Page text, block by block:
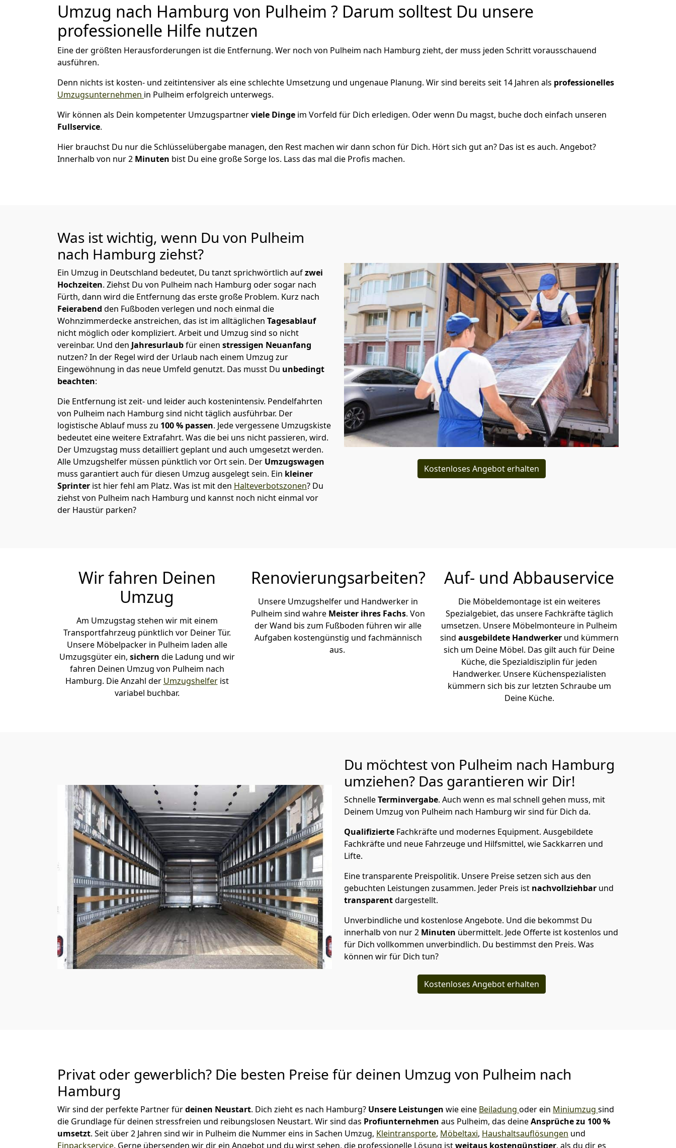
Umzug nach Hamburg von Pulheim ? Darum solltest Du unsere
professionelle Hilfe nutzen
Eine der größten Herausforderungen ist die Entfernung. Wer noch von Pulheim nach Hamburg zieht, der muss jeden Schritt vorausschauend
ausführen.
Denn nichts ist kosten- und zeitintensiver als eine schlechte Umsetzung und ungenaue Planung. Wir sind bereits seit 14 Jahren als professionelles
Umzugsunternehmen in Pulheim erfolgreich unterwegs.
Wir können als Dein kompetenter Umzugspartnerviele Dinge im Vorfeld für Dich erledigen. Oder wenn Du magst, buche doch einfach unseren
Fullservice.
Hier brauchst Du nur die Schlüsselübergabe managen, den Rest machen wir dann schon für Dich. Hört sich gut an? Das ist es auch. Angebot?
Innerhalb von nur 2 Minuten bist Du eine große Sorge los. Lass das mal die Profis machen.
Was ist wichtig, wenn Du von Pulheim
nach Hamburg ziehst?
Ein Umzug in Deutschland bedeutet, Du tanzt sprichwörtlich aufzwei
Hochzeiten. Ziehst Du von Pulheim nach Hamburg oder sogar nach
Fürth, dann wird die Entfernung das erste große Problem. Kurz nach
Feierabend den Fußboden verlegen und noch einmal die
Wohnzimmerdecke anstreichen, das ist im alltäglichen Tagesablauf
nicht möglich oder kompliziert. Arbeit und Umzug sind so nicht
vereinbar. Und den Jahresurlaubfür einen stressigen Neuanfang
nutzen? In der Regel wird der Urlaub nach einem Umzug zur
Eingewöhnung in das neue Umfeld genutzt. Das musst Du unbedingt
beachten:
Die Entfernung ist zeit- und leider auch kostenintensiv. Pendelfahrten
von Pulheim nach Hamburg sind nicht täglich ausführbar. Der
logistische Ablauf muss zu 100 % passen. Jede vergessene Umzugskiste
bedeutet eine weitere Extrafahrt. Was die bei uns nicht passieren, wird.
Der Umzugstag muss detailliert geplant und auch umgesetzt werden.
Alle Umzugshelfer müssen pünktlich vor Ort sein. Der Umzugswagen
muss garantiert auch für diesen Umzug ausgelegt sein. Ein kleiner
Sprinter ist hier fehl am Platz. Was ist mit den Halteverbotszonen? Du
ziehst von Pulheim nach Hamburg und kannst noch nicht einmal vor
der Haustür parken?
Kostenloses Angebot erhalten
Wir fahren Deinen
Umzug
Am Umzugstag stehen wir mit einem
Transportfahrzeug pünktlich vor Deiner Tür.
Unsere Möbelpacker in Pulheim laden alle
Umzugsgüter ein, sichern die Ladung und wir
fahren Deinen Umzug von Pulheim nach
Hamburg. Die Anzahl der Umzugshelferist
variabel buchbar.
Renovierungsarbeiten?
Unsere Umzugshelfer und Handwerker in
Pulheim sind wahre Meister ihres Fachs. Von
der Wand bis zum Fußboden führen wir alle
Aufgaben kostengünstig und fachmännisch
aus.
Auf- und Abbauservice
Die Möbeldemontage ist ein weiteres
Spezialgebiet, das unsere Fachkräfte täglich
umsetzen. Unsere Möbelmonteure in Pulheim
sind ausgebildete Handwerker und kümmern
sich um Deine Möbel. Das gilt auch für Deine
Küche, die Spezialdisziplin für jeden
Handwerker. Unsere Küchenspezialisten
kümmern sich bis zur letzten Schraube um
Deine Küche.
Du möchtest von Pulheim nach Hamburg
umziehen? Das garantieren wir Dir!
SchnelleTerminvergabe. Auch wenn es mal schnell gehen muss, mit
Deinem Umzug von Pulheim nach Hamburg wir sind für Dich da.
Qualifizierte Fachkräfte und modernes Equipment. Ausgebildete
Fachkräfte und neue Fahrzeuge und Hilfsmittel, wie Sackkarren und
Lifte.
Eine transparente Preispolitik. Unsere Preise setzen sich aus den
gebuchten Leistungen zusammen. Jeder Preis ist nachvollziehbar und
transparentdargestellt.
Unverbindliche und kostenlose Angebote. Und die bekommst Du
innerhalb von nur2 Minuten übermittelt. Jede Offerte ist kostenlos und
für Dich vollkommen unverbindlich. Du bestimmst den Preis. Was
können wir für Dich tun?
Kostenloses Angebot erhalten
Privat oder gewerblich? Die besten Preise für deinen Umzug von Pulheim nach
Hamburg
Wir sind der perfekte Partner fürdeinen Neustart. Dich zieht es nach Hamburg? Unsere Leistungen wie eine Beiladung oder ein Miniumzug sind
die Grundlage für deinen stressfreien und reibungslosen Neustart. Wir sind das Profiunternehmen aus Pulheim, das deineAnsprüche zu 100 %
umsetzt. Seit über 2 Jahren sind wir in Pulheim die Nummer eins in Sachen Umzug, Kleintransporte, Möbeltaxi, Haushaltsauflösungen und
Einpackservice. Gerne übersenden wir dir ein Angebot und du wirst sehen, die professionelle Lösung istweitaus kostengünstiger, als du dir es